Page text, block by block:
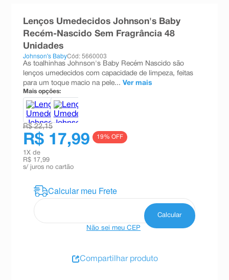
Lenços Umedecidos Johnson's Baby
Recém-Nascido Sem Fragrância 48
Unidades
Johnson's BabyCód: 5660003
As toalhinhas Johnson's Baby Recém Nascido são
lenços umedecidos com capacidade de limpeza, feitas
para um toque macio na pele... Ver mais
Mais opções:
R$ 22,15
R$ 17,99 19% OFF
1 X de
R$ 17,99
s/ juros no cartão
Não sei meu CEP
Compartilhar produto
esmalte
ºabsorvente